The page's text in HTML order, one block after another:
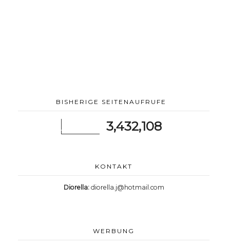
BISHERIGE SEITENAUFRUFE
3,432,108
KONTAKT
Diorella: diorella.j@hotmail.com
WERBUNG